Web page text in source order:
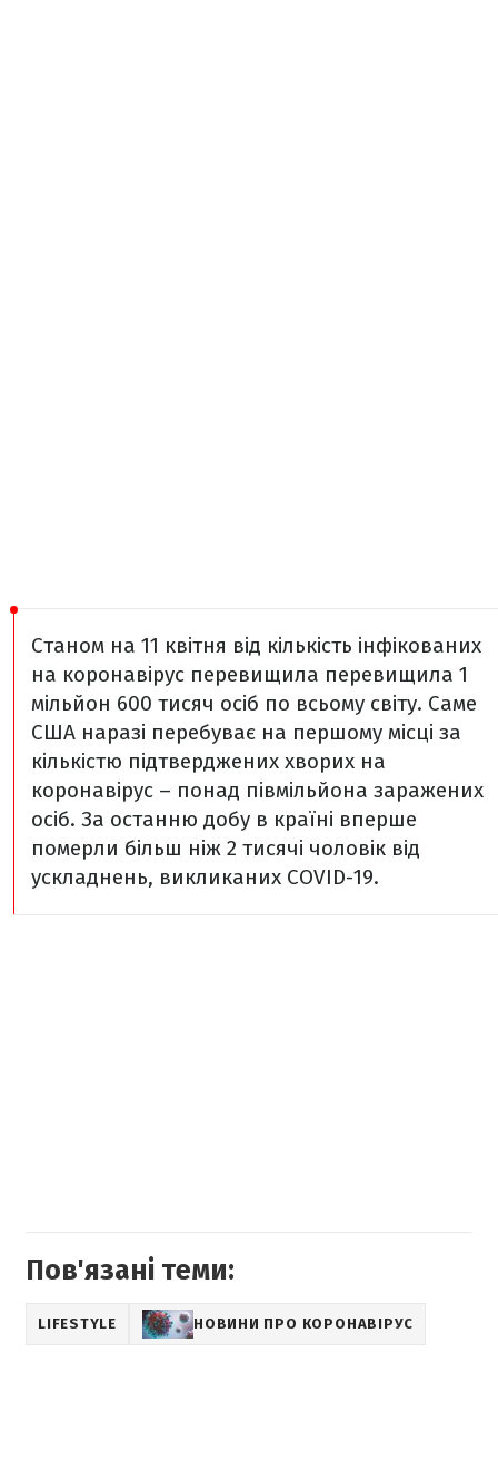
Станом на 11 квітня від кількість інфікованих
на коронавірус перевищила перевищила 1
мільйон 600 тисяч осіб по всьому світу. Саме
США наразі перебуває на першому місці за
кількістю підтверджених хворих на
коронавірус – понад півмільйона заражених
осіб. За останню добу в країні вперше
померли більш ніж 2 тисячі чоловік від
ускладнень, викликаних COVID-19.
Пов'язані теми:
LIFESTYLE НОВИНИ ПРО КОРОНАВІРУС